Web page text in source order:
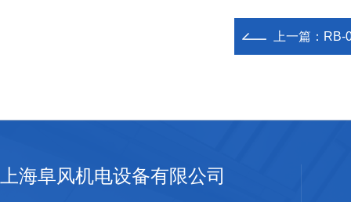
上一篇： RB-
上海阜风机电设备有限公司